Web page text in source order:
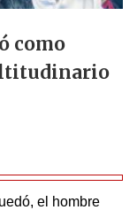
como
el hombre